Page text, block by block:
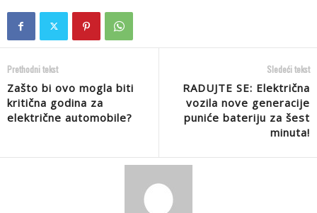
Prethodni tekst
Zašto bi ovo mogla biti
kritična godina za
električne automobile?
Sledeći tekst
RADUJTE SE: Električna
vozila nove generacije
puniće bateriju za šest
minuta!